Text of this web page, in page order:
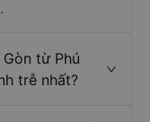
từ Phú
trễ nhất?